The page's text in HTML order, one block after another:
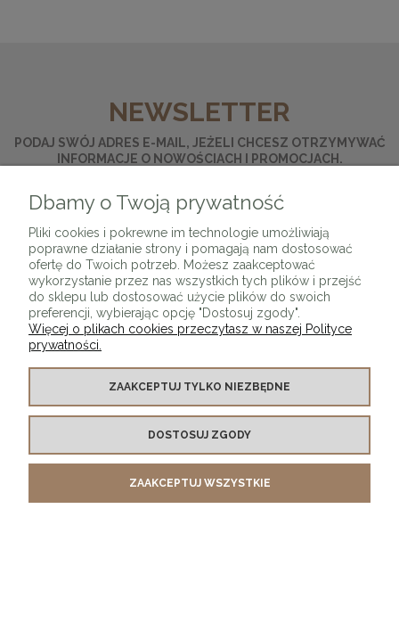
NEWSLETTER
PODAJ SWÓJ ADRES E-MAIL, JEŻELI CHCESZ OTRZYMYWAĆ
INFORMACJE O NOWOŚCIACH I PROMOCJACH.
KONTAKT Z NAMI
MOJE KONTO
Dbamy o Twoją prywatność
Pliki cookies i pokrewne im technologie umożliwiają
poprawne działanie strony i pomagają nam dostosować
ofertę do Twoich potrzeb. Możesz zaakceptować
wykorzystanie przez nas wszystkich tych plików i przejść
do sklepu lub dostosować użycie plików do swoich
preferencji, wybierając opcję "Dostosuj zgody".
Więcej o plikach cookies przeczytasz w naszej Polityce
prywatności.
ZAAKCEPTUJ TYLKO NIEZBĘDNE
DOSTOSUJ ZGODY
ZAAKCEPTUJ WSZYSTKIE